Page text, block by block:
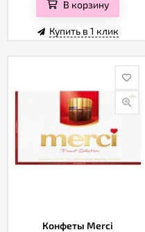
В корзину
Купить в 1 клик
Конфеты Merci